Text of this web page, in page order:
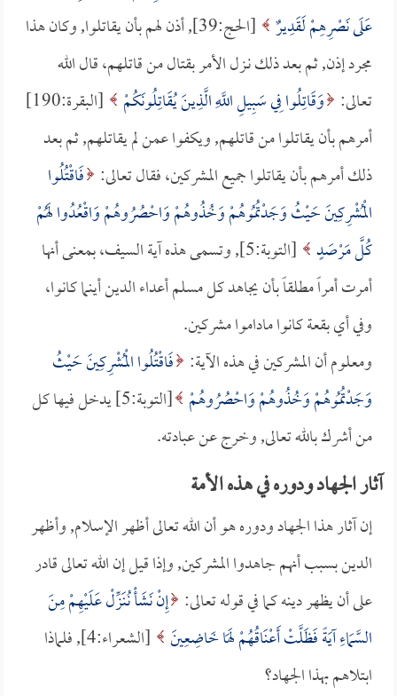
عَلَى نَصْرِهِمْ لَقَدِيرٌ
[الحج:39], أذن لهم بأن يقاتلوا, وكان هذا
مجرد إذن, ثم بعد ذلك نـزل الأمر بقتال من قاتلهم، قال الله
تعالى: وَقَاتِلُوا فِي سَبِيلِ اللَّهِ الَّذِينَ يُقَاتِلُونَكُمْ
[البقرة:190]
أمرهم بأن يقاتلوا من قاتلهم, ويكفوا عمن لم يقاتلهم, ثم بعد
ذلك أمرهم بأن يقاتلوا جميع المشركين، فقال تعالى: فَاقْتُلُوا
الْمُشْرِكِينَ حَيْثُ وَجَدْتُمُوهُمْ وَخُذُوهُمْ وَاحْصُرُوهُمْ وَاقْعُدُوا لَهُمْ
كُلَّ مَرْصَدٍ
[التوبة:5], وتسمى هذه آية السيف، بمعنى أنها
أمرت أمراً مطلقاً بأن يجاهد كل مسلم أعداء الدين أينما كانوا،
وفي أي بقعة كانوا ماداموا مشركين.
ومعلوم أن المشركين في هذه الآية: فَاقْتُلُوا الْمُشْرِكِينَ حَيْثُ
وَجَدْتُمُوهُمْ وَخُذُوهُمْ وَاحْصُرُوهُمْ
[التوبة:5] يدخل فيها كل
من أشرك بالله تعالى, وخرج عن عبادته.
آثار الجهاد ودوره في هذه الأمة
إن آثار هذا الجهاد ودوره هو أن الله تعالى أظهر الإسلام, وأظهر
الدين بسبب أنهم جاهدوا المشركين, وإذا قيل إن الله تعالى قادر
على أن يظهر دينه كما في قوله تعالى: إِنْ نَشَأْ نُنَزِّلْ عَلَيْهِمْ مِنَ
السَّمَاءِ آيَةً فَظَلَّتْ أَعْنَاقُهُمْ لَهَا خَاضِعِينَ
[الشعراء:4], فلماذا
ابتلاهم بهذا الجهاد؟